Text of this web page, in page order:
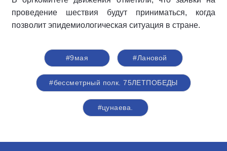
проведение шествия будут приниматься, когда
позволит эпидемиологическая ситуация в стране.
#9мая #Лановой
#бессметрный полк. 75ЛЕТПОБЕДЫ
#цунаева.